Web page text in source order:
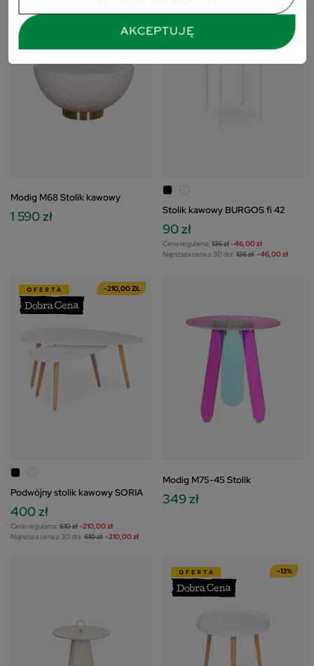
kliknięcie „Akceptuję”. Zgoda jest dobrowolna i
dolnym rogu strony. Niektóre rodzaje
przetwarzania danych nie wymagają zgody
użytkownika, ale masz prawo sprzeciwić się
Szczegółowe informacje dotyczące przetwarzania
Twoich danych znajdziesz w Polityce Prywatności i
Cookies oraz po kliknięciu w ikonę "Zmień
AKCEPTUJĘ
Modig M68 Stolik kawowy
1 590 zł
-46,00 ZŁ
Stolik kawowy BURGOS fi 42
90 zł
Cena regularna: 136 zł-46,00 zł
Najniższa cena z 30 dni: 136 zł-46,00 zł
-210,00 ZŁ
Podwójny stolik kawowy SORIA
400 zł
Cena regularna: 610 zł-210,00 zł
Najniższa cena z 30 dni: 610 zł-210,00 zł
Modig M75-45 Stolik
349 zł
-13%